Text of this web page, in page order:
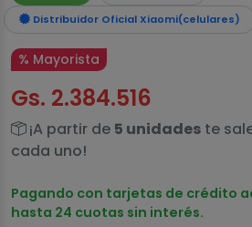
Distribuidor Oficial Xiaomi(celulares)
% Mayorista
Gs. 2.384.516
¡A partir de 5 unidades te
cada uno!
Pagando con tarjetas de crédito
hasta 24 cuotas sin interés.